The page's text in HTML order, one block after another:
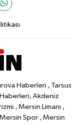
Haberleri , Tarsus
Akdeniz
, Mersin Limanı ,
Spor , Mersin